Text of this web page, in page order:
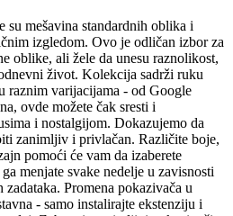
su mešavina standardnih oblika i
izgledom. Ovo je odličan izbor za
oblike, ali žele da unesu raznolikost,
život. Kolekcija sadrži ruku
raznim varijacijama - od Google
ovde možete čak sresti i
i nostalgijom. Dokazujemo da
zanimljiv i privlačan. Različite boje,
pomoći će vam da izaberete
menjate svake nedelje u zavisnosti
Promena pokazivača u
- samo instalirajte ekstenziju i